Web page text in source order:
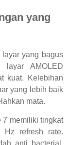
yang
yang bagus
AMOLED
kuat. Kelebihan
yang lebih baik
mata.
7 memiliki tingkat
Hz refresh rate.